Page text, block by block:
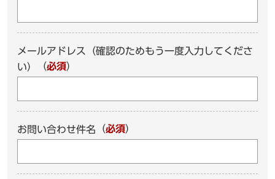
メールアドレス（確認のためもう一度入力してくださ
い）
（必須）
お問い合わせ件名 （必須）